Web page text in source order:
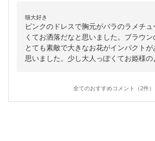
猫大好き
ピンクのドレスで胸元がバラのラメチュ
くてお洒落だなと思いました。ブラウ
とても素敵で大きなお花がインパクトが
思いました。少し大人っぽくてお姫様の
全てのおすすめコメント（2件）